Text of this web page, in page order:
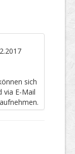
sich
via E-Mail